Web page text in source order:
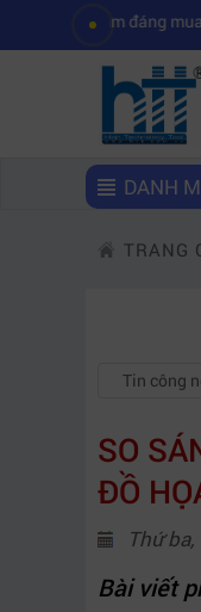
đáng mua nhất 2025|
DANH
TRANG
Tin công
SO
ĐỒ
Thứ
Bài viết